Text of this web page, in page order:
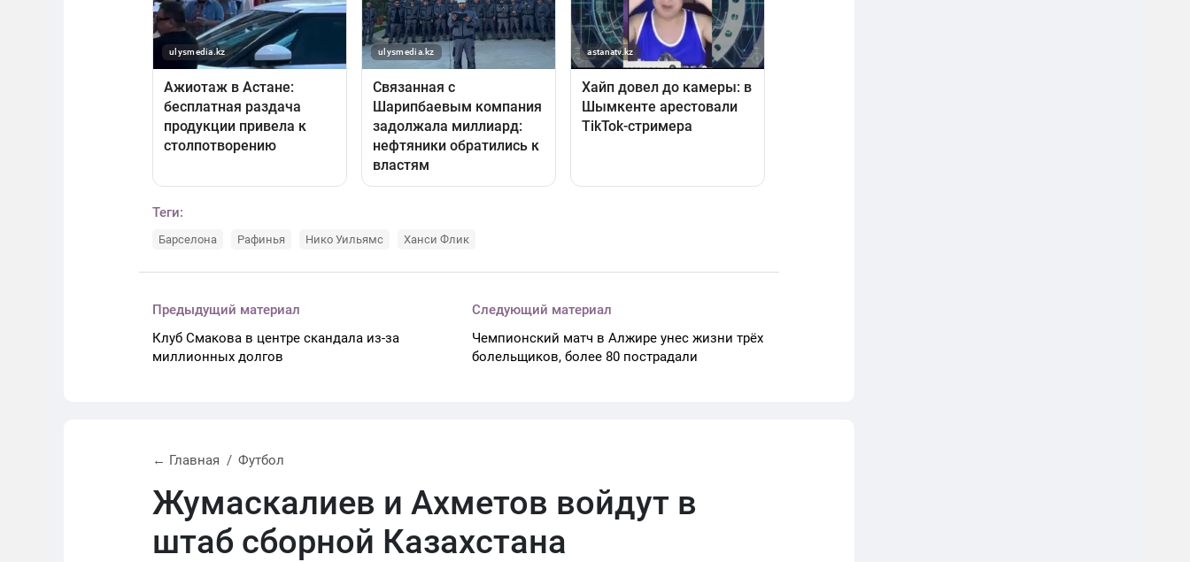
Теги:
Барселона Рафинья Нико Уильямс Ханси Флик
Предыдущий материал
Клуб Смакова в центре скандала из-за
миллионных долгов
Следующий материал
Чемпионский матч в Алжире унес жизни трёх
болельщиков, более 80 пострадали
← Главная Футбол
Жумаскалиев и Ахметов войдут в
штаб сборной Казахстана